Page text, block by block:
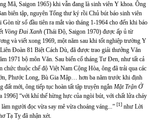
Mã, Saigon 1965) khi vẫn đang là sinh viên Y khoa. Ông
biên tập, nguyên Tổng thư ký rồi Chủ bút báo sinh viên
từ số đầu tiên ra mắt vào tháng 1-1964 cho đến khi báo
Vòng Đai Xanh (Thái Độ, Saigon 1970) được ấp ủ từ
và viết xong 1969, một năm sau khi tốt nghiệp trường Y
Đoàn 81 Biệt Cách Dù, đã được trao giải thưởng Văn
1971 bộ môn Văn. Sau biến cố tháng Tư Đen, như tất cả
chức thuộc chế độ Việt Nam Cộng Hòa, ông đã trải qua các
Phước Long, Bù Gia Mập… hơn ba năm trước khi định
mới, ông tiếp tục hoàn tất tập truyện ngắn Mặt Trận Ở
1996] “với khí thế hừng hực của ngòi bút, với chất lửa cháy
người đọc vừa say mê vừa choáng váng...” [1] như Lời
Tạ Tỵ đã nhận xét.